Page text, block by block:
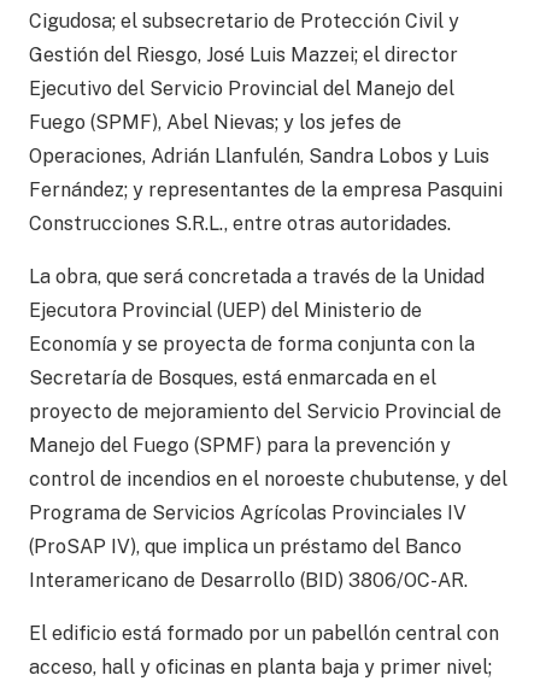
Cigudosa; el subsecretario de Protección Civil y
Gestión del Riesgo, José Luis Mazzei; el director
Ejecutivo del Servicio Provincial del Manejo del
Fuego (SPMF), Abel Nievas; y los jefes de
Operaciones, Adrián Llanfulén, Sandra Lobos y Luis
Fernández; y representantes de la empresa Pasquini
Construcciones S.R.L., entre otras autoridades.
La obra, que será concretada a través de la Unidad
Ejecutora Provincial (UEP) del Ministerio de
Economía y se proyecta de forma conjunta con la
Secretaría de Bosques, está enmarcada en el
proyecto de mejoramiento del Servicio Provincial de
Manejo del Fuego (SPMF) para la prevención y
control de incendios en el noroeste chubutense, y del
Programa de Servicios Agrícolas Provinciales IV
(ProSAP IV), que implica un préstamo del Banco
Interamericano de Desarrollo (BID) 3806/OC-AR.
El edificio está formado por un pabellón central con
acceso, hall y oficinas en planta baja y primer nivel;